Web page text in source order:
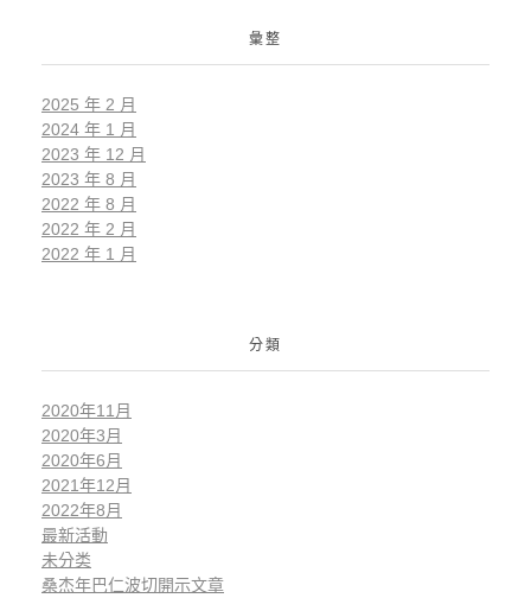
彙整
2025 年 2 月
2024 年 1 月
2023 年 12 月
2023 年 8 月
2022 年 8 月
2022 年 2 月
2022 年 1 月
分類
2020年11月
2020年3月
2020年6月
2021年12月
2022年8月
最新活動
未分类
桑杰年巴仁波切開示文章